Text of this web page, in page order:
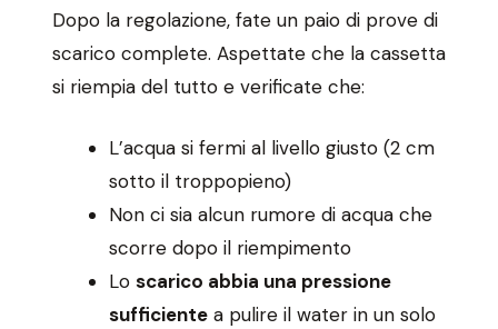
Dopo la regolazione, fate un paio di prove di
scarico complete. Aspettate che la cassetta
si riempia del tutto e verificate che:
L’acqua si fermi al livello giusto (2 cm
sotto il troppopieno)
Non ci sia alcun rumore di acqua che
scorre dopo il riempimento
Lo scarico abbia una pressione
sufficiente a pulire il water in un solo